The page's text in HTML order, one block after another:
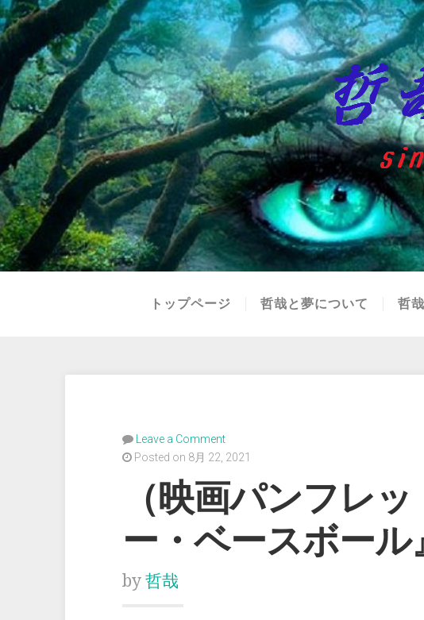
トップページ 哲哉と夢について 哲
Leave a Comment
Posted on 8月 22, 2021
（映画パンフレ
ー・ベースボール
by 哲哉